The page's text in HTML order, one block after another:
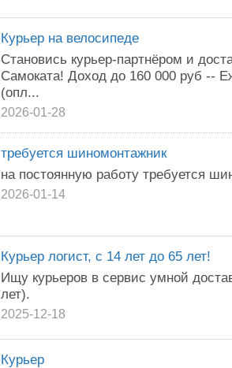
Курьер на велосипеде
Становись курьер-партнёром и
Caмоката! Доxoд дo 160 000 pуб --
(опл...
2026-01-28
требуется шиномонтажник
на постоянную работу требуется
2026-01-14
Курьер логист, с 14 лет до 65 лет!
Ищу курьеров в сервис умной
лет).
2025-12-18
Курьер